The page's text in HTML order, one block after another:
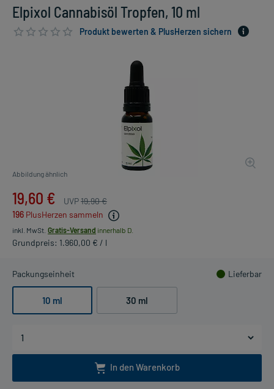
Elpixol Cannabisöl Tropfen, 10 ml
Produkt bewerten & PlusHerzen sichern
Abbildung ähnlich
19,60 € UVP19,90 €
196 PlusHerzen sammeln
inkl. MwSt. Gratis-Versand innerhalb D.
Grundpreis: 1.960,00 € / l
Packungseinheit Lieferbar
10 ml 30 ml
In den Warenkorb